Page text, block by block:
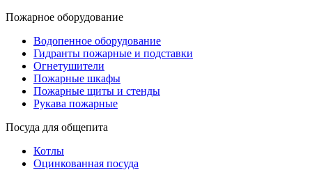
Пожарное оборудование
Водопенное оборудование
Гидранты пожарные и подставки
Огнетушители
Пожарные шкафы
Пожарные щиты и стенды
Рукава пожарные
Посуда для общепита
Котлы
Оцинкованная посуда